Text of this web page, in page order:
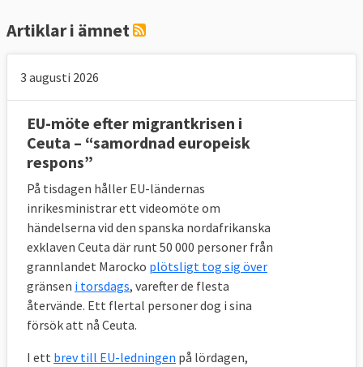
Artiklar i ämnet
3 augusti 2026
EU-möte efter migrantkrisen i
Ceuta – “samordnad europeisk
respons”
På tisdagen håller EU-ländernas
inrikesministrar ett videomöte om
händelserna vid den spanska nordafrikanska
exklaven Ceuta där runt 50 000 personer från
grannlandet Marocko plötsligt tog sig över
gränsen i torsdags, varefter de flesta
återvände. Ett flertal personer dog i sina
försök att nå Ceuta.
I ett brev till EU-ledningen på lördagen,